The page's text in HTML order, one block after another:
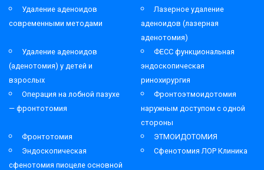
Удаление аденоидов
современными методами
Лазерное удаление
аденоидов (лазерная
аденотомия)
Удаление аденоидов
(аденотомия) у детей и
взрослых
ФЕСС функциональная
эндоскопическая
ринохирургия
Операция на лобной пазухе
— фронтотомия
Фронтоэтмоидотомия
наружным доступом с одной
стороны
Фронтотомия
ЭТМОИДОТОМИЯ
Эндоскопическая
сфенотомия пиоцеле основной
Сфенотомия ЛОР Клиника